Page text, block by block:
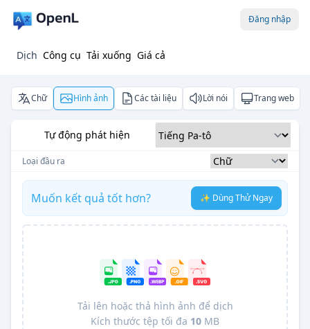
Đăng nhập
Dịch Công cụ Tải xuống Giá cả
Chữ Hình ảnh Các tài liệu Lời nói Trang web
Tự động phát hiện
Loại đầu ra
Muốn kết quả tốt hơn? ✨ Dùng Thử Ngay
Tải lên hoặc thả hình ảnh để dịch
Kích thước tệp tối đa 10 MB